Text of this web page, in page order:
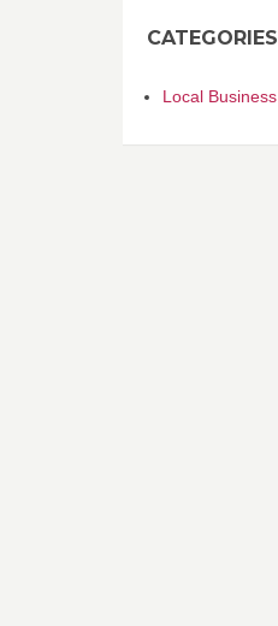
CATEGORIES
Local Business